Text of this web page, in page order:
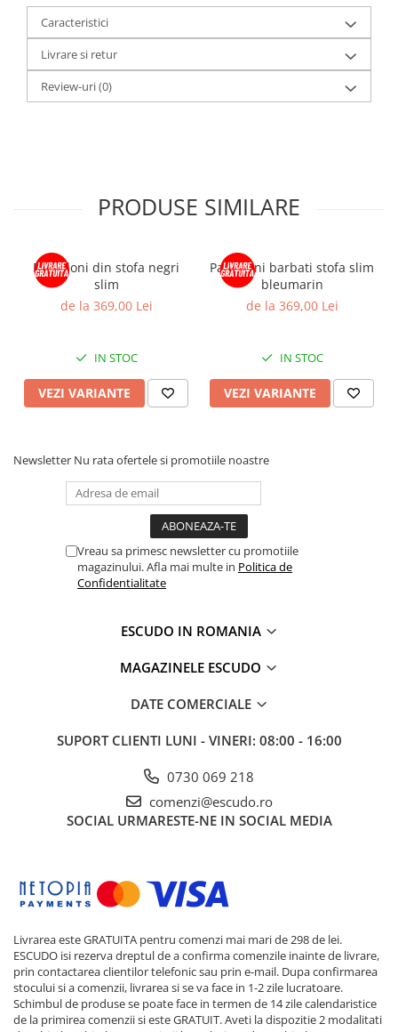
Caracteristici
Livrare si retur
Review-uri(0)
PRODUSE SIMILARE
Pantaloni din stofa negri
slim
de la 369,00 Lei
IN STOC
VEZI VARIANTE
Pantaloni barbati stofa slim
bleumarin
de la 369,00 Lei
IN STOC
VEZI VARIANTE
Newsletter Nu rata ofertele si promotiile noastre
Vreau sa primesc newsletter cu promotiile
magazinului. Afla mai multe in Politica de
Confidentialitate
ESCUDO IN ROMANIA
MAGAZINELE ESCUDO
DATE COMERCIALE
SUPORT CLIENTI LUNI - VINERI: 08:00 - 16:00
0730 069 218
comenzi@escudo.ro
SOCIAL URMARESTE-NE IN SOCIAL MEDIA
Livrarea este GRATUITA pentru comenzi mai mari de 298 de lei.
ESCUDO isi rezerva dreptul de a confirma comenzile inainte de livrare,
prin contactarea clientilor telefonic sau prin e-mail. Dupa confirmarea
stocului si a comenzii, livrarea si se va face in 1-2 zile lucratoare.
Schimbul de produse se poate face in termen de 14 zile calendaristice
de la primirea comenzii si este GRATUIT. Aveti la dispozitie 2 modalitati